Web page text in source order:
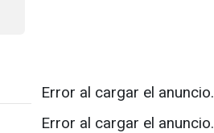
Error al cargar el anuncio.
Error al cargar el anuncio.